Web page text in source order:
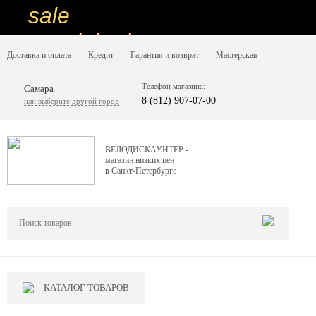
sale
special price
ну очень
вот дешево
sale
sale
Доставка и оплата Кредит Гарантия и возврат Мастерская
Самара
или выберите другой город
Телефон магазина:
8 (812) 907-07-00
ВЕЛОДИСКАУНТЕР -
магазин низких цен
в Санкт-Петербурге
КАТАЛОГ ТОВАРОВ